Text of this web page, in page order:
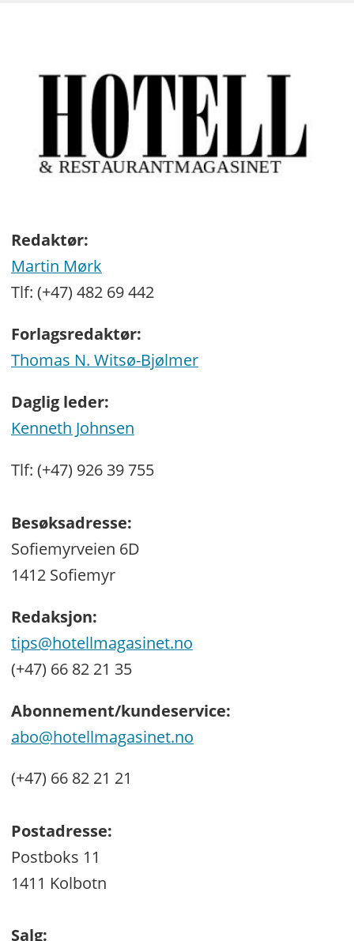
Redaktør:
Martin Mørk
Tlf: (+47) 482 69 442
Forlagsredaktør:
Thomas N. Witsø-Bjølmer
Daglig leder:
Kenneth Johnsen
Tlf: (+47) 926 39 755
Besøksadresse:
Sofiemyrveien 6D
1412 Sofiemyr
Redaksjon:
tips@hotellmagasinet.no
(+47) 66 82 21 35
Abonnement/kundeservice:
abo@hotellmagasinet.no
(+47) 66 82 21 21
Postadresse:
Postboks 11
1411 Kolbotn
Salg: